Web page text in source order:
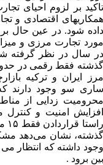
تاکید بر لزوم احیای
همکاریهای اقتصادی و
داده شود. در عین حال
مورد تجارت مرزی و
در سال در نظر گرفته
مرز ایران و ترکیه
ساری سو وجود دارند
محرومیت زدایی از
افزایش امنیت و کنترل
گذشته، نشان می‌دهد
وجود داشته که انتظار می
بین برود .